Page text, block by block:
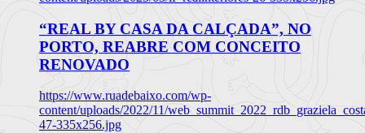
“REAL BY CASA DA CALÇADA”, NO
PORTO, REABRE COM CONCEITO
RENOVADO
https://www.ruadebaixo.com/wp-
content/uploads/2022/11/
47-335x256.jpg